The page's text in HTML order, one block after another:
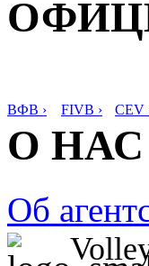
ВФВ › FIVB › CEV
О НАС
Об